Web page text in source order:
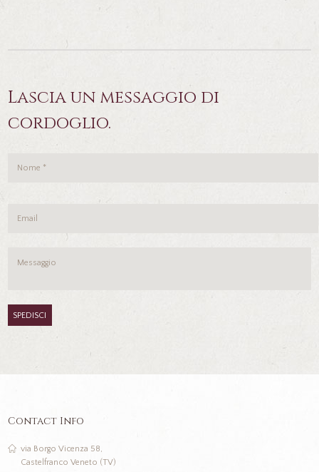
Lascia un messaggio di
cordoglio.
Contact Info
via Borgo Vicenza 58,
Castelfranco Veneto (TV)